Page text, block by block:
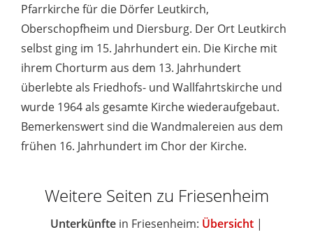
Pfarrkirche für die Dörfer Leutkirch,
Oberschopfheim und Diersburg. Der Ort Leutkirch
selbst ging im 15. Jahrhundert ein. Die Kirche mit
ihrem Chorturm aus dem 13. Jahrhundert
überlebte als Friedhofs- und Wallfahrtskirche und
wurde 1964 als gesamte Kirche wiederaufgebaut.
Bemerkenswert sind die Wandmalereien aus dem
frühen 16. Jahrhundert im Chor der Kirche.
Weitere Seiten zu Friesenheim
Unterkünfte in Friesenheim: Übersicht |